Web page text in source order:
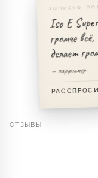
записка
Iso E
громче
делает
— парфюмер
ОТЗЫВЫ